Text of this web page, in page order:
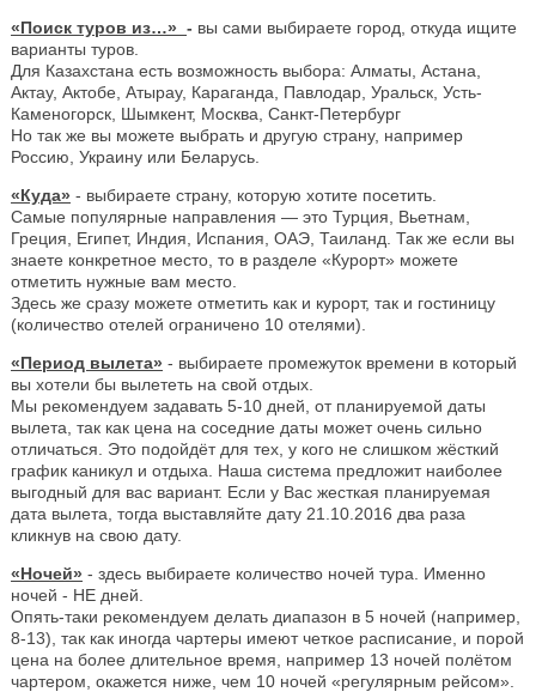
«Поиск туров из…» - вы сами выбираете город, откуда ищите
варианты туров.
Для Казахстана есть возможность выбора: Алматы, Астана,
Актау, Актобе, Атырау, Караганда, Павлодар, Уральск, Усть-
Каменогорск, Шымкент, Москва, Санкт-Петербург
Но так же вы можете выбрать и другую страну, например
Россию, Украину или Беларусь.
«Куда» - выбираете страну, которую хотите посетить.
Самые популярные направления — это Турция, Вьетнам,
Греция, Египет, Индия, Испания, ОАЭ, Таиланд. Так же если вы
знаете конкретное место, то в разделе «Курорт» можете
отметить нужные вам место.
Здесь же сразу можете отметить как и курорт, так и гостиницу
(количество отелей ограничено 10 отелями).
«Период вылета» - выбираете промежуток времени в который
вы хотели бы вылететь на свой отдых.
Мы рекомендуем задавать 5-10 дней, от планируемой даты
вылета, так как цена на соседние даты может очень сильно
отличаться. Это подойдёт для тех, у кого не слишком жёсткий
график каникул и отдыха. Наша система предложит наиболее
выгодный для вас вариант. Если у Вас жесткая планируемая
дата вылета, тогда выставляйте дату 21.10.2016 два раза
кликнув на свою дату.
«Ночей» - здесь выбираете количество ночей тура. Именно
ночей - НЕ дней.
Опять-таки рекомендуем делать диапазон в 5 ночей (например,
8-13), так как иногда чартеры имеют четкое расписание, и порой
цена на более длительное время, например 13 ночей полётом
чартером, окажется ниже, чем 10 ночей «регулярным рейсом».